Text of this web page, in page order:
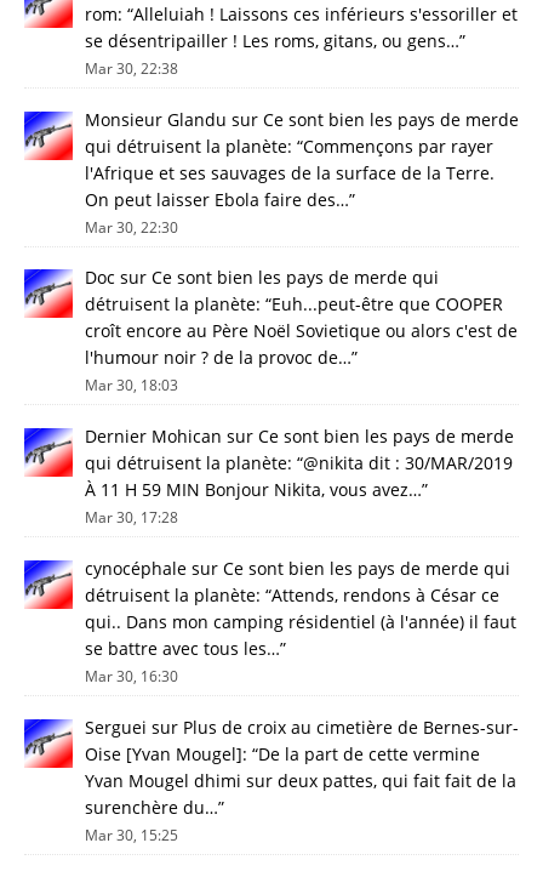
rom: “Alleluiah ! Laissons ces inférieurs s'essoriller et
se désentripailler ! Les roms, gitans, ou gens…”
Mar 30, 22:38
Monsieur Glandu sur Ce sont bien les pays de merde
qui détruisent la planète: “Commençons par rayer
l'Afrique et ses sauvages de la surface de la Terre.
On peut laisser Ebola faire des…”
Mar 30, 22:30
Doc sur Ce sont bien les pays de merde qui
détruisent la planète: “Euh...peut-être que COOPER
croît encore au Père Noël Sovietique ou alors c'est de
l'humour noir ? de la provoc de…”
Mar 30, 18:03
Dernier Mohican sur Ce sont bien les pays de merde
qui détruisent la planète: “@nikita dit : 30/MAR/2019
À 11 H 59 MIN Bonjour Nikita, vous avez…”
Mar 30, 17:28
cynocéphale sur Ce sont bien les pays de merde qui
détruisent la planète: “Attends, rendons à César ce
qui.. Dans mon camping résidentiel (à l'année) il faut
se battre avec tous les…”
Mar 30, 16:30
Serguei sur Plus de croix au cimetière de Bernes-sur-
Oise [Yvan Mougel]: “De la part de cette vermine
Yvan Mougel dhimi sur deux pattes, qui fait fait de la
surenchère du…”
Mar 30, 15:25